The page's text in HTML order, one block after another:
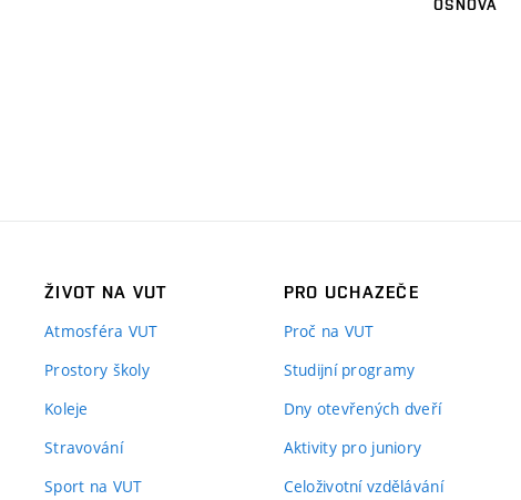
OSNOVA
ŽIVOT NA VUT
Atmosféra VUT
Prostory školy
Koleje
Stravování
Sport na VUT
PRO UCHAZEČE
Proč na VUT
Studijní programy
Dny otevřených dveří
Aktivity pro juniory
Celoživotní vzdělávání